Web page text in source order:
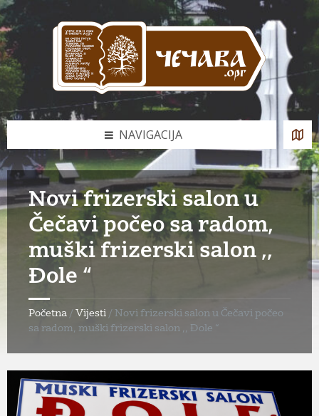
Skip
to
content
Skip
to
left
sidebar
Skip
to
footer
NAVIGACIJA
Novi frizerski salon u
Čečavi počeo sa radom,
muški frizerski salon ,,
Đole “
Početna / Vijesti / Novi frizerski salon u Čečavi počeo
sa radom, muški frizerski salon ,, Đole “